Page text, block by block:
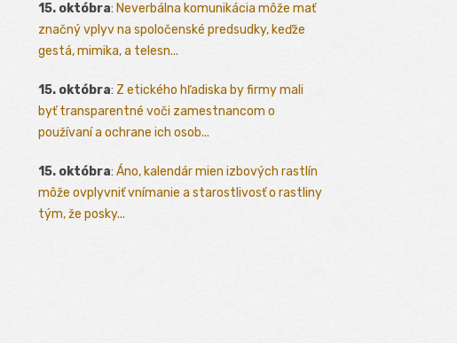
15. októbra: Neverbálna komunikácia môže mať
značný vplyv na spoločenské predsudky, keďže
gestá, mimika, a telesn...
15. októbra: Z etického hľadiska by firmy mali
byť transparentné voči zamestnancom o
používaní a ochrane ich osob...
15. októbra: Áno, kalendár mien izbových rastlín
môže ovplyvniť vnímanie a starostlivosť o rastliny
tým, že posky...